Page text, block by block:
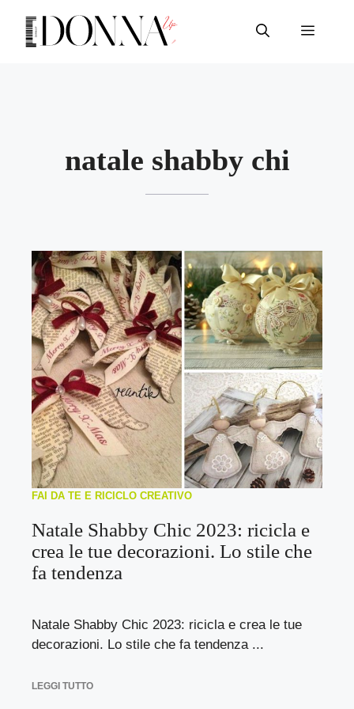
contenuto
Menu
natale shabby chi
FAI DA TE E RICICLO CREATIVO
Natale Shabby Chic 2023: ricicla e
crea le tue decorazioni. Lo stile che
fa tendenza
Natale Shabby Chic 2023: ricicla e crea le tue
decorazioni. Lo stile che fa tendenza ...
LEGGI TUTTO